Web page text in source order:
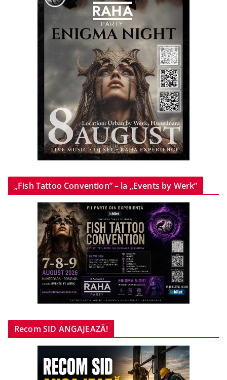
„Fish Tattoo Convention” – la „Events by Werk”
Recom SID ANGAJEAZĂ!